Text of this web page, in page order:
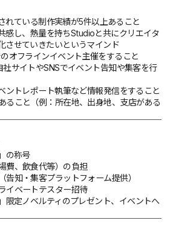
れている制作実績が5件以上あること
感し、熱量を持ちStudioと共にクリエイタ
させていきたいというマインド
オフラインイベント主催をすること
サイトやSNSでイベント告知や集客を行
ントレポート執筆など情報発信をすること
ること（例：所在地、出身地、支店がある
の称号
費、飲食代等）の負担
告知・集客プラットフォーム提供）
イベートテスター招待
限定ノベルティのプレゼント、イベントへ